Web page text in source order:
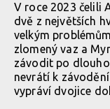
V roce 2023 čelili
dvě z největších
velkým
zlomený vaz a
závodit po
nevrátí k
vypráví dvojice